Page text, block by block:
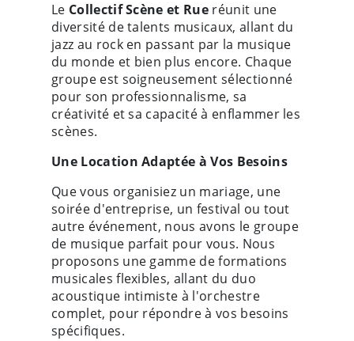
Le Collectif Scène et Rue réunit une
diversité de talents musicaux, allant du
jazz au rock en passant par la musique
du monde et bien plus encore. Chaque
groupe est soigneusement sélectionné
pour son professionnalisme, sa
créativité et sa capacité à enflammer les
scènes.
Une Location Adaptée à Vos Besoins
Que vous organisiez un mariage, une
soirée d'entreprise, un festival ou tout
autre événement, nous avons le groupe
de musique parfait pour vous. Nous
proposons une gamme de formations
musicales flexibles, allant du duo
acoustique intimiste à l'orchestre
complet, pour répondre à vos besoins
spécifiques.